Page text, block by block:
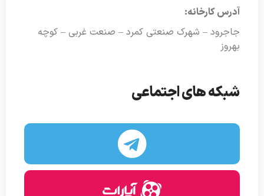
شبکه های اجتماعی
آدرس کارخانه:
جاجرود – شهرک صنعتی کمرد – صنعت غربی – کوچه
بهروز